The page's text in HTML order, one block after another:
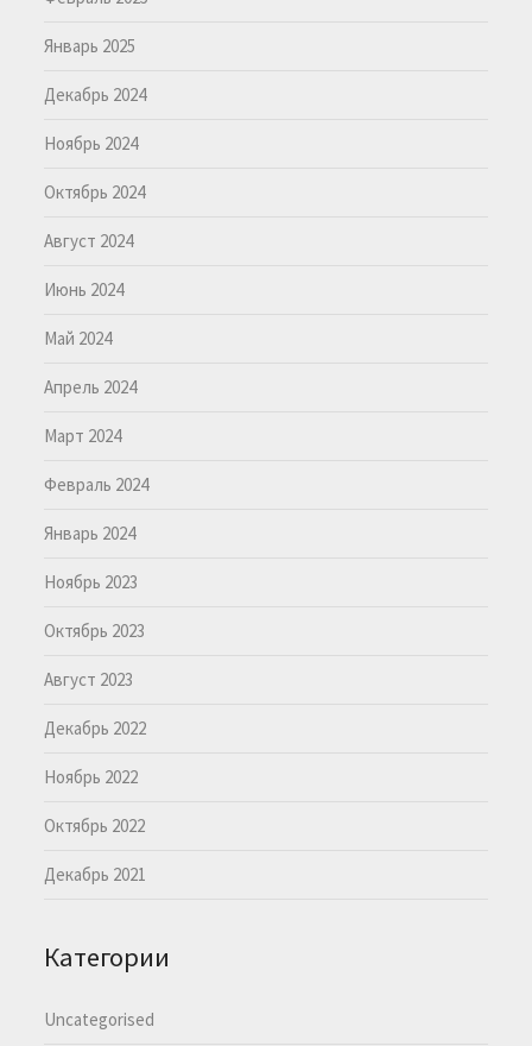
Январь 2025
Декабрь 2024
Ноябрь 2024
Октябрь 2024
Август 2024
Июнь 2024
Май 2024
Апрель 2024
Март 2024
Февраль 2024
Январь 2024
Ноябрь 2023
Октябрь 2023
Август 2023
Декабрь 2022
Ноябрь 2022
Октябрь 2022
Декабрь 2021
Категории
Uncategorised